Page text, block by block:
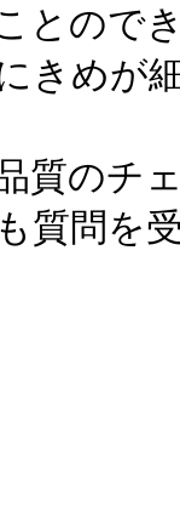
とので
きめが
質のチ
質問を